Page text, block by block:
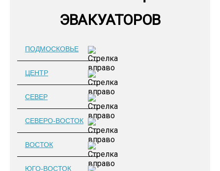
ЭВАКУАТОРОВ
ПОДМОСКОВЬЕ
ЦЕНТР
СЕВЕР
СЕВЕРО-ВОСТОК
ВОСТОК
ЮГО-ВОСТОК